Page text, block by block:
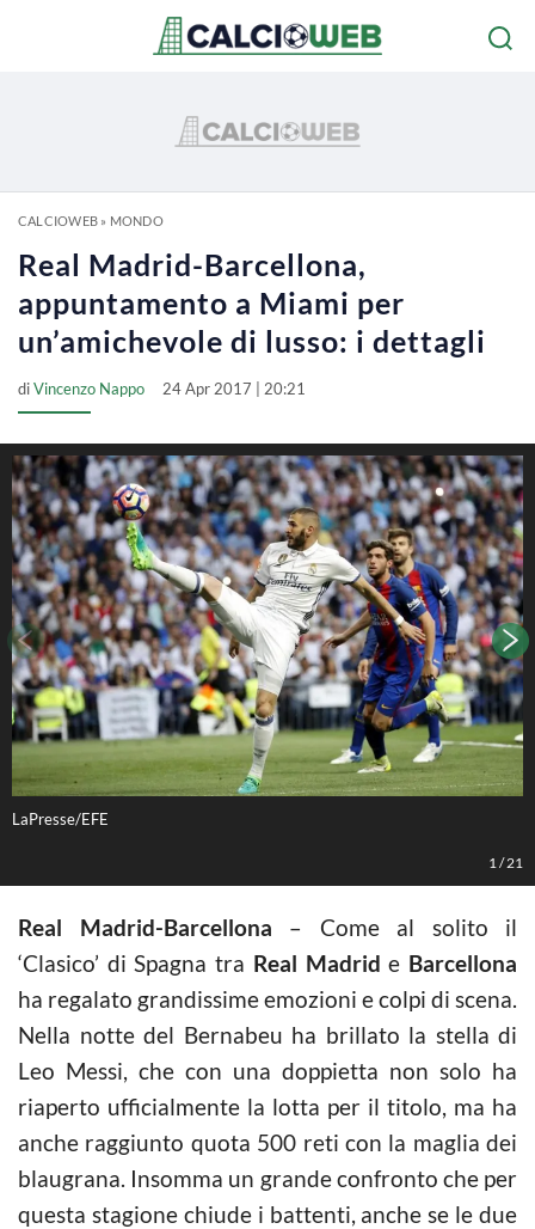
CALCIOWEB» MONDO
Real Madrid-Barcellona,
appuntamento a Miami per
un’amichevole di lusso: i dettagli
diVincenzo Nappo 24 Apr 2017 | 20:21
LaPresse/EFE
1 /21
Real Madrid-Barcellona – Come al solito il
‘Clasico’ di Spagna tra Real Madrid e Barcellona
ha regalato grandissime emozioni e colpi di scena.
Nella notte del Bernabeu ha brillato la stella di
Leo Messi, che con una doppietta non solo ha
riaperto ufficialmente la lotta per il titolo, ma ha
anche raggiunto quota 500 reti con la maglia dei
blaugrana. Insomma un grande confronto che per
questa stagione chiude i battenti, anche se le due